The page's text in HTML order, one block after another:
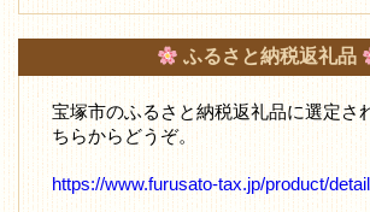
ふるさと納税返礼品
宝塚市のふるさと納税返礼品に選定さ
ちらからどうぞ。
https://www.furusato-tax.jp/product/